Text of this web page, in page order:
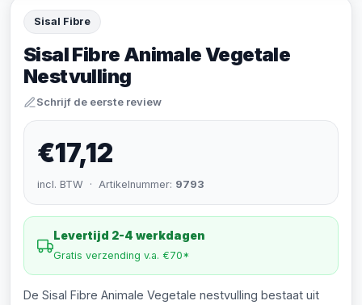
Sisal Fibre
Sisal Fibre Animale Vegetale
Nestvulling
Schrijf de eerste review
€17,12
incl. BTW · Artikelnummer: 9793
Levertijd 2-4 werkdagen
Gratis verzending v.a. €70*
De Sisal Fibre Animale Vegetale nestvulling bestaat uit